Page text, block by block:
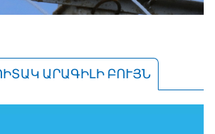
ԱՐԱԳԻԼԻ ԲՈՒՅՆ